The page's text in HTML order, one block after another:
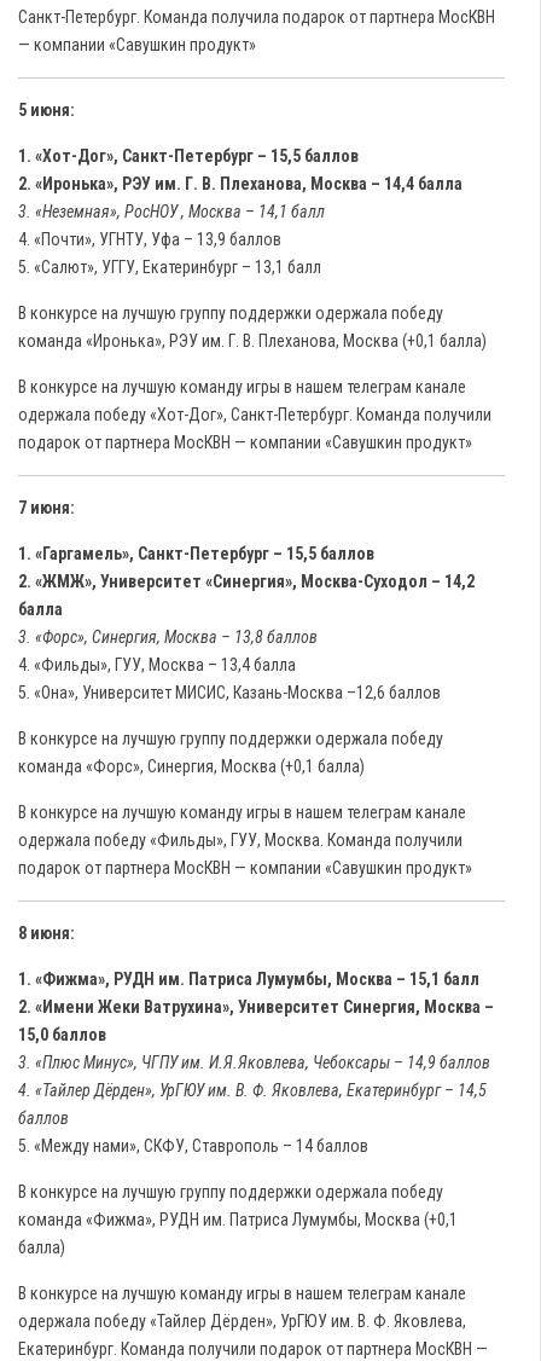
Санкт-Петербург. Команда получила подарок от партнера МосКВН
— компании «Савушкин продукт»
5 июня:
1. «Хот-Дог», Санкт-Петербург – 15,5 баллов
2. «Иронька», РЭУ им. Г. В. Плеханова, Москва – 14,4 балла
3. «Неземная», РосНОУ , Москва – 14,1 балл
4. «Почти», УГНТУ, Уфа – 13,9 баллов
5. «Салют», УГГУ, Екатеринбург – 13,1 балл
В конкурсе на лучшую группу поддержки одержала победу
команда «Иронька», РЭУ им. Г. В. Плеханова, Москва (+0,1 балла)
В конкурсе на лучшую команду игры в нашем телеграм канале
одержала победу «Хот-Дог», Санкт-Петербург. Команда получили
подарок от партнера МосКВН — компании «Савушкин продукт»
7 июня:
1. «Гаргамель», Санкт-Петербург – 15,5 баллов
2. «ЖМЖ», Университет «Синергия», Москва-Суходол – 14,2
балла
3. «Форс», Синергия, Москва – 13,8 баллов
4. «Фильды», ГУУ, Москва – 13,4 балла
5. «Она», Университет МИСИС, Казань-Москва –12,6 баллов
В конкурсе на лучшую группу поддержки одержала победу
команда «Форс», Синергия, Москва (+0,1 балла)
В конкурсе на лучшую команду игры в нашем телеграм канале
одержала победу «Фильды», ГУУ, Москва. Команда получили
подарок от партнера МосКВН — компании «Савушкин продукт»
8 июня:
1. «Фижма», РУДН им. Патриса Лумумбы, Москва – 15,1 балл
2. «Имени Жеки Ватрухина», Университет Синергия, Москва –
15,0 баллов
3. «Плюс Минус», ЧГПУ им. И.Я.Яковлева, Чебоксары – 14,9 баллов
4. «Тайлер Дёрден», УрГЮУ им. В. Ф. Яковлева, Екатеринбург – 14,5
баллов
5. «Между нами», СКФУ, Ставрополь – 14 баллов
В конкурсе на лучшую группу поддержки одержала победу
команда «Фижма», РУДН им. Патриса Лумумбы, Москва (+0,1
балла)
В конкурсе на лучшую команду игры в нашем телеграм канале
одержала победу «Тайлер Дёрден», УрГЮУ им. В. Ф. Яковлева,
Екатеринбург. Команда получили подарок от партнера МосКВН —